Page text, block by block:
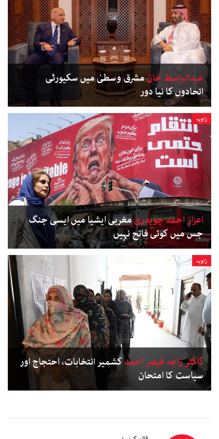
عبدالباسط خانمشرق وسطیٰ میں سکیورٹی
اتحادوں کا نیا دور
زاویہ
اعزاز احمد چوہدریمغربی ایشیا میں ایسی جنگ
جس میں کوئی فاتح نہیں
زاویہ
ڈاکٹر راجہ قیصر احمدکشمیر انتخابات، احتجاج اور
سیاست کا امتحان